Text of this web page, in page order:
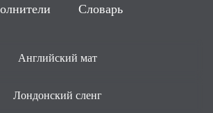
Словарь
Английский мат
Лондонский сленг